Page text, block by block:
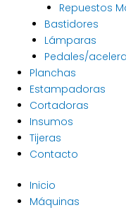
Repuestos
Bastidores
Lámparas
Pedales/
Planchas
Estampadoras
Cortadoras
Insumos
Tijeras
Contacto
Inicio
Máquinas